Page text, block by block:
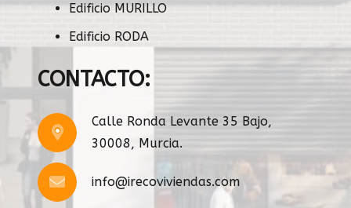
Edificio MURILLO
Edificio RODA
CONTACTO:
Calle Ronda Levante 35 Bajo,
30008, Murcia.
info@irecoviviendas.com